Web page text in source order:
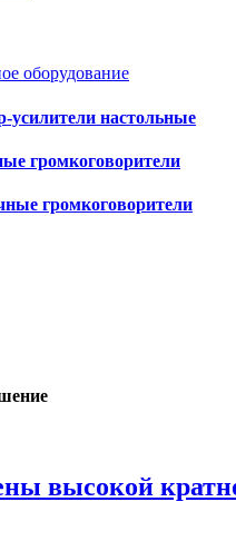
оборудование
настольные
громкоговорители
громкоговорители
высокой